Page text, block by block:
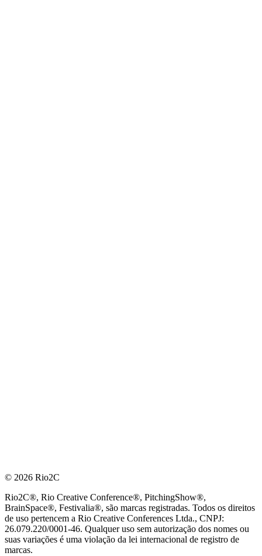
© 2026 Rio2C
Rio2C®, Rio Creative Conference®, PitchingShow®,
BrainSpace®, Festivalia®, são marcas registradas. Todos os direitos
de uso pertencem a Rio Creative Conferences Ltda., CNPJ:
26.079.220/0001-46. Qualquer uso sem autorização dos nomes ou
suas variações é uma violação da lei internacional de registro de
marcas.